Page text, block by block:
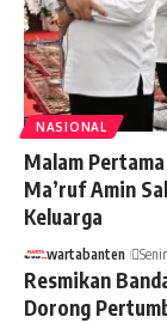
NASIONAL
Malam
Ma’ruf Amin
Keluarga
wartabanten
Resmikan
Dorong